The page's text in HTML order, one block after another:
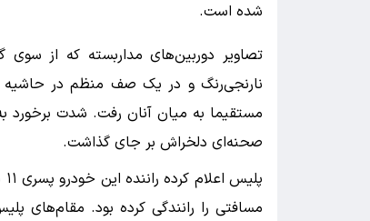
شده است.
تصاویر دوربین‌های مداربسته که از
نارنجی‌رنگ و در یک صف منظم در حاشیه
مستقیما به میان آنان رفت. شدت
صحنه‌ای دلخراش بر جای گذاشت.
مسافتی را رانندگی کرده بود. مقام‌های